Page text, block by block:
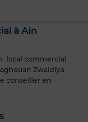
à Ain
local commercial
Zwaidiya
conseiller en